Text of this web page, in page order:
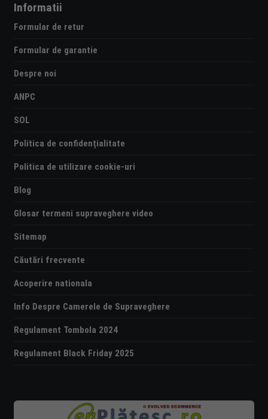
Informatii
Formular de retur
Formular de garantie
Despre noi
ANPC
SOL
Politica de confidențialitate
Politica de utilizare cookie-uri
Blog
Glosar termeni supraveghere video
Sitemap
Căutări frecvente
Acoperire nationala
Info Despre Camerele de Supraveghere
Regulament Tombola 2024
Regulament Black Friday 2025